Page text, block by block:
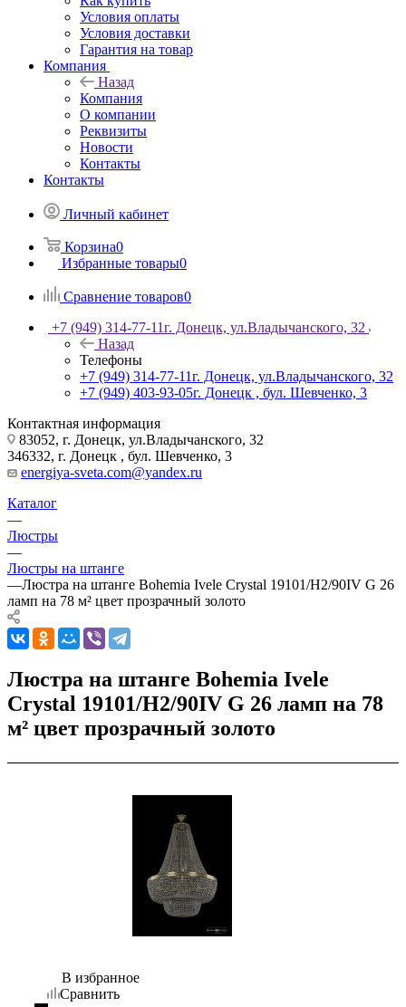
Условия оплаты
Условия доставки
Гарантия на товар
Компания
Назад
Компания
О компании
Реквизиты
Новости
Контакты
Контакты
Личный кабинет
Корзина0
Избранные товары0
Сравнение товаров0
+7 (949) 314-77-11г. Донецк, ул.Владычанского, 32
Назад
Телефоны
+7 (949) 314-77-11г. Донецк, ул.Владычанского, 32
+7 (949) 403-93-05г. Донецк , бул. Шевченко, 3
Контактная информация
83052, г. Донецк, ул.Владычанского, 32
346332, г. Донецк , бул. Шевченко, 3
energiya-sveta.com@yandex.ru
Каталог
—
Люстры
—
Люстры на штанге
—Люстра на штанге Bohemia Ivele Crystal 19101/H2/90IV G 26
ламп на 78 м² цвет прозрачный золото
Люстра на штанге Bohemia Ivele
Crystal 19101/H2/90IV G 26 ламп на 78
м² цвет прозрачный золото
В избранное
Сравнить